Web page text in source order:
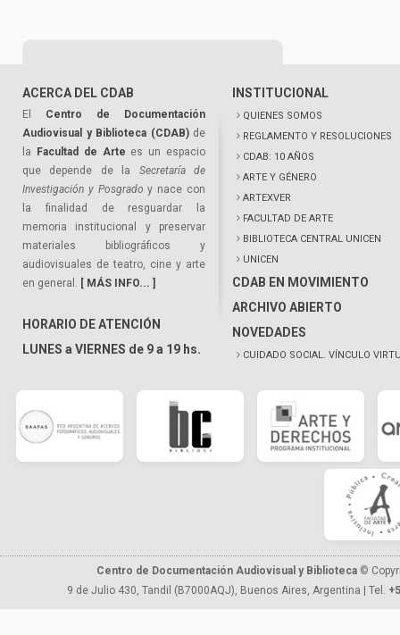
ACERCA DEL CDAB
El Centro de Documentación
Audiovisual y Biblioteca (CDAB)de
la
Facultad de Arte es un espacio
que depende de la Secretaría de
Investigación y Posgrado y nace con
la finalidad de resguardar la
memoria institucional y preservar
materiales bibliográficos y
audiovisuales de teatro, cine y arte
en general. [ MÁS INFO... ]
HORARIO DE ATENCIÓN
LUNES a VIERNES de 9 a 19 hs.
INSTITUCIONAL
QUIENES SOMOS
REGLAMENTO Y RESOLUCIONES
CDAB: 10 AÑOS
ARTE Y GÉNERO
ARTEXVER
FACULTAD DE ARTE
BIBLIOTECA CENTRAL UNICEN
UNICEN
CDAB EN MOVIMIENTO
ARCHIVO ABIERTO
NOVEDADES
CUIDADO SOCIAL. VÍNCULO
Centro de Documentación Audiovisual y Biblioteca ©
9 de Julio 430, Tandil (B7000AQJ), Buenos Aires, Argentina | Tel.